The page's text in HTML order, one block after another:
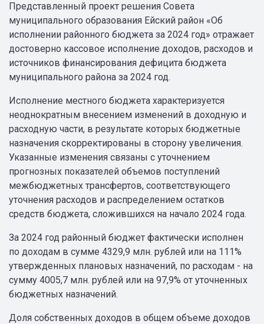
Представленный проект решения Совета
муниципального образования Ейский район «Об
исполнении районного бюджета за 2024 год» отражает
достоверно кассовое исполнение доходов, расходов и
источников финансирования дефицита бюджета
муниципального района за 2024 год.
Исполнение местного бюджета характеризуется
неоднократным внесением изменений в доходную и
расходную части, в результате которых бюджетные
назначения скорректированы в сторону увеличения.
Указанные изменения связаны с уточнением
прогнозных показателей объемов поступлений
межбюджетных трансфертов, соответствующего
уточнения расходов и распределением остатков
средств бюджета, сложившихся на начало 2024 года.
За 2024 год районный бюджет фактически исполнен
по доходам в сумме 4329,9 млн. рублей или на 111%
утвержденных плановых назначений, по расходам - на
сумму 4005,7 млн. рублей или на 97,9% от уточненных
бюджетных назначений.
Доля собственных доходов в общем объеме доходов